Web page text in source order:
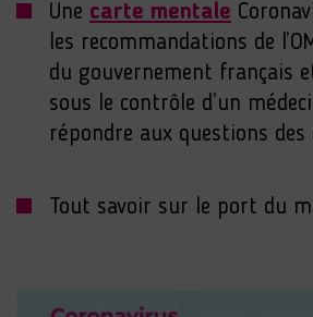
Une carte mentale
les recommandations de
du gouvernement français
sous le contrôle d’un
répondre aux questions des
Tout savoir sur le port du